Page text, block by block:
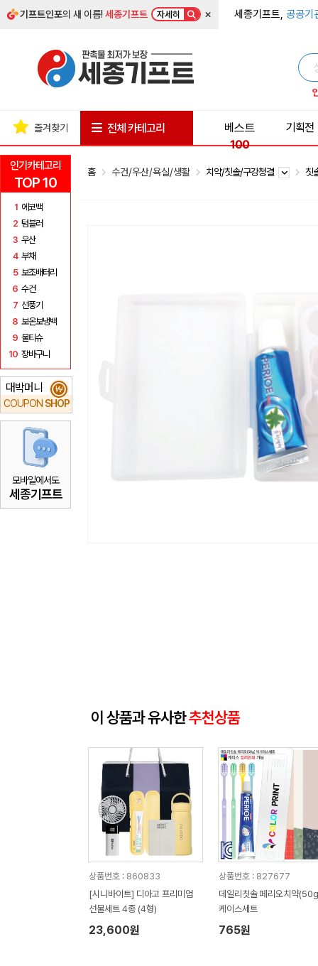
기프트인포의 새 이름!세종기프트 자세히 × 세종기프트, 공공기
인기카테고리
TOP 10
1 에코백
2 텀블러
3 우산
4 부채
5 보조배터리
6 수건
7 선풍기
8 보온보냉백
9 물티슈
10 장바구니
대박머니
COUPON SHOP
₩
모바일에서도
세종기프트
즐겨찾기 전체 카테고리
베스트
100
기획전
홈 수건/우산/욕실/생활 치약/칫솔/구강청결 칫
이 상품과 유사한추천상품
상품번호 : 860833
[시니바이트] 디아고 프리미엄
선물세트 4종 (4형)
23,600원
상품번호 : 827677
데일리칫솔 페리오치약
케이스세트
765원